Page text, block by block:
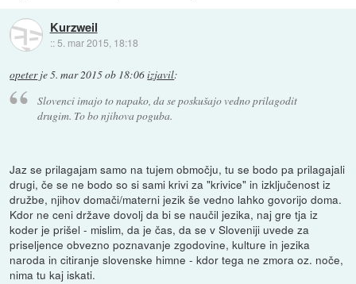
Kurzweil
:: 5. mar 2015, 18:18
opeterje5. mar 2015 ob 18:06izjavil:
Slovenci imajo to napako, da se poskušajo vedno prilagodit
drugim. To bo njihova poguba.
Jaz se prilagajam samo na tujem območju, tu se bodo pa prilagajali
drugi, če se ne bodo so si sami krivi za "krivice" in izključenost iz
družbe, njihov domači/materni jezik še vedno lahko govorijo doma.
Kdor ne ceni države dovolj da bi se naučil jezika, naj gre tja iz
koder je prišel - mislim, da je čas, da se v Sloveniji uvede za
priseljence obvezno poznavanje zgodovine, kulture in jezika
naroda in citiranje slovenske himne - kdor tega ne zmora oz. noče,
nima tu kaj iskati.